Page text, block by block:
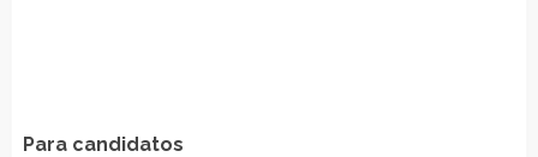
Para candidatos